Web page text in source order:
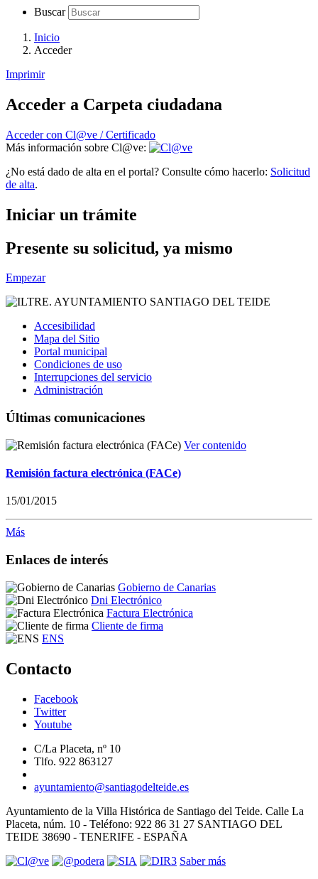
Buscar
Inicio
Acceder
Imprimir
Acceder a Carpeta ciudadana
Acceder con Cl@ve / Certificado
Más información sobre Cl@ve:
¿No está dado de alta en el portal? Consulte cómo hacerlo: Solicitud
de alta.
Iniciar un trámite
Presente su solicitud, ya mismo
Empezar
Accesibilidad
Mapa del Sitio
Portal municipal
Condiciones de uso
Interrupciones del servicio
Administración
Últimas comunicaciones
Ver contenido
Remisión factura electrónica (FACe)
15/01/2015
Más
Enlaces de interés
Gobierno de Canarias
Dni Electrónico
Factura Electrónica
Cliente de firma
ENS
Contacto
Facebook
Twitter
Youtube
C/La Placeta, nº 10
Tlfo. 922 863127
ayuntamiento@santiagodelteide.es
Ayuntamiento de la Villa Histórica de Santiago del Teide. Calle La
Placeta, núm. 10 - Teléfono: 922 86 31 27 SANTIAGO DEL
TEIDE 38690 - TENERIFE - ESPAÑA
Saber más